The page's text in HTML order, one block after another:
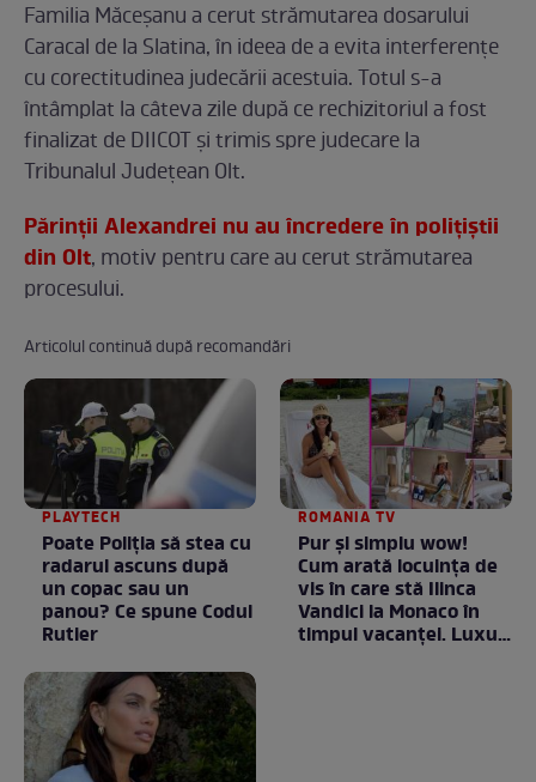
Familia Măceșanu a cerut strămutarea dosarului
Caracal de la Slatina, în ideea de a evita interferențe
cu corectitudinea judecării acestuia. Totul s-a
întâmplat la câteva zile după ce rechizitoriul a fost
finalizat de DIICOT și trimis spre judecare la
Tribunalul Județean Olt.
Părinții Alexandrei nu au încredere în polițiștii
din Olt, motiv pentru care au cerut strămutarea
procesului.
Articolul continuă după recomandări
PLAYTECH
Poate Poliția să stea cu
radarul ascuns după
un copac sau un
panou? Ce spune Codul
Rutier
ROMANIA TV
Pur și simplu wow!
Cum arată locuința de
vis în care stă Ilinca
Vandici la Monaco în
timpul vacanței. Luxul